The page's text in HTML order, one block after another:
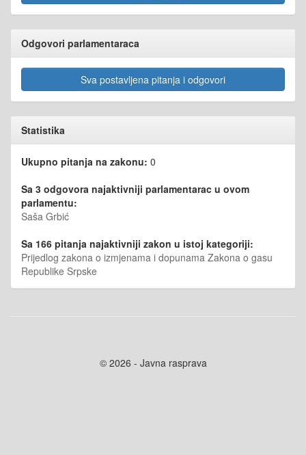
Odgovori parlamentaraca
Sva postavljena pitanja i odgovori
Statistika
Ukupno pitanja na zakonu: 0
Sa 3 odgovora najaktivniji parlamentarac u ovom
parlamentu:
Saša Grbić
Sa 166 pitanja najaktivniji zakon u istoj kategoriji:
Prijedlog zakona o izmjenama i dopunama Zakona o gasu
Republike Srpske
© 2026 - Javna rasprava